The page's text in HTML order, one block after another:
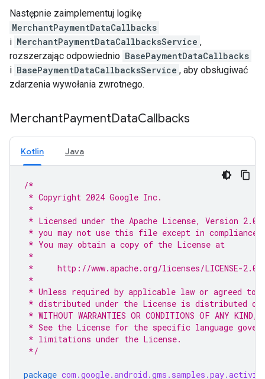
Następnie zaimplementuj logikę
MerchantPaymentDataCallbacks
i MerchantPaymentDataCallbacksService ,
rozszerzając odpowiednio BasePaymentDataCallbacks
i BasePaymentDataCallbacksService , aby obsługiwać
zdarzenia wywołania zwrotnego.
MerchantPaymentDataCallbacks
Kotlin Java
/*
* Copyright 2024 Google Inc.
*
* Licensed under the Apache License, Version
* you may not use this file except in compliance
* You may obtain a copy of the License at
*
*     http://www.apache.org/licenses/LICENSE-2.0
*
* Unless required by applicable law or agreed
* distributed under the License is distributed on
* WITHOUT WARRANTIES OR CONDITIONS OF ANY
* See the License for the specific language
* limitations under the License.
*/
package